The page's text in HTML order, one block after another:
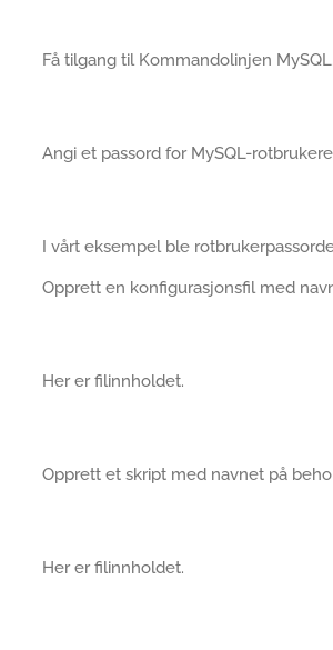
Få tilgang til Kommandolinjen MySQL.
Angi et passord for MySQL-
I vårt eksempel ble
Opprett en konfigurasjonsfil med
Her er filinnholdet.
Opprett et skript med navnet på
Her er filinnholdet.